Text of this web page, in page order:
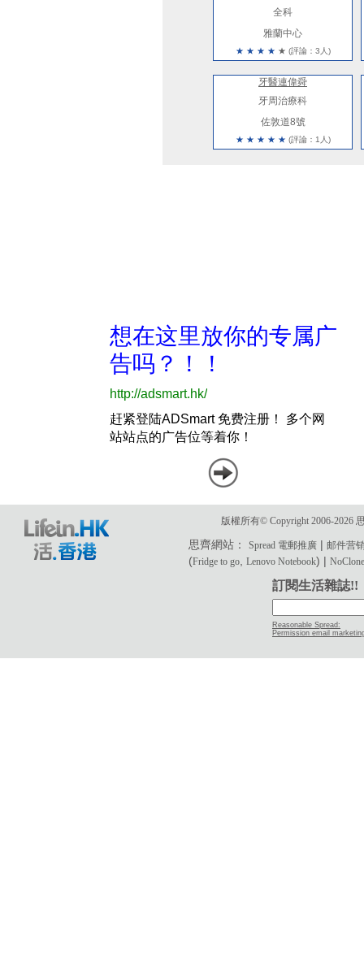
全科
雅蘭中心
★ ★ ★ ★ ★ (評論：3人)
牙醫連偉舜
牙周治療科
佐敦道8號
★ ★ ★ ★ ★ (評論：1人)
版權所有© Copyright 2006-2026
思齊網站：Spread 電郵推廣 |邮件营
(Fridge to go ,Lenovo Notebook) |